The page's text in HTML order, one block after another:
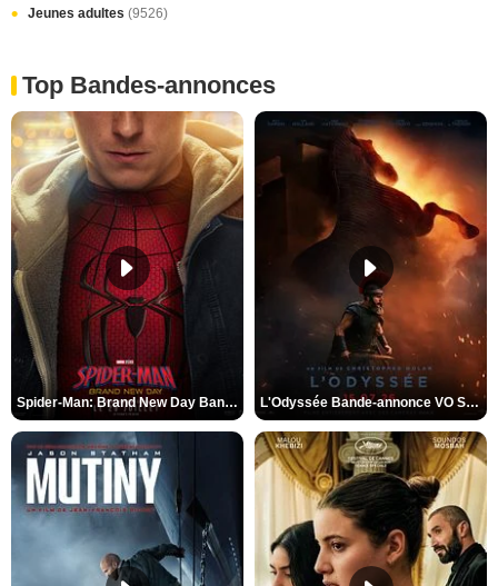
Jeunes adultes (9526)
Top Bandes-annonces
Spider-Man: Brand New Day Bande-annonce VO STFR L'Odyssée Bande-annonce VO STFR